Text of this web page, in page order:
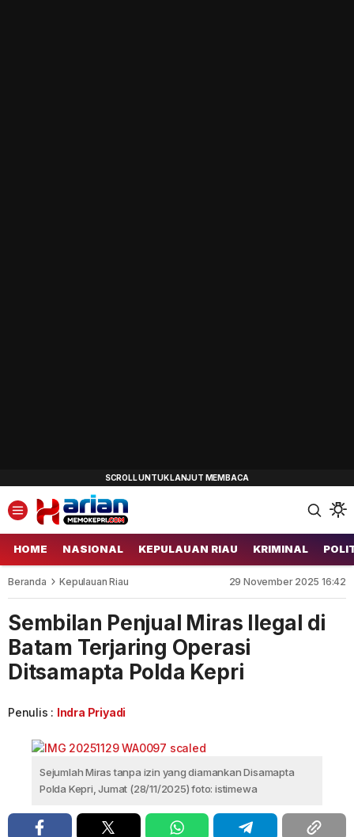
HOME NASIONAL KEPULAUAN RIAU KRIMINAL
Beranda Kepulauan Riau 29 November 2025 16:42
Sembilan Penjual Miras Ilegal di
Batam Terjaring Operasi
Ditsamapta Polda Kepri
Penulis : Indra Priyadi
Sejumlah Miras tanpa izin yang diamankan Disamapta
Polda Kepri, Jumat (28/11/2025) foto: istimewa